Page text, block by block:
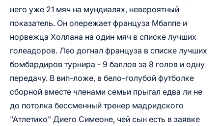
него уже 21 мяч на мундиалях, невероятный
показатель. Он опережает француза Мбаппе и
норвежца Холлана на один мяч в списке лучших
голеадоров. Лео догнал француза в списке лучших
бомбардиров турнира - 9 баллов за 8 голов и одну
передачу. В вип-ложе, в бело-голубой футболке
сборной вместе членами семьи прыгал едва ли не
до потолка бессменный тренер мадридского
"Атлетико" Диего Симеоне, чей сын есть в заявке